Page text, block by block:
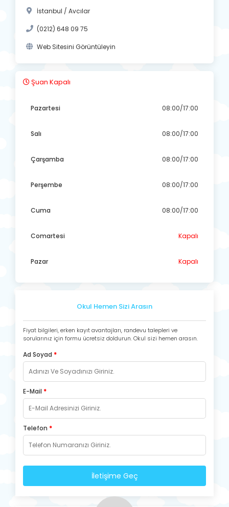
İstanbul / Avcılar
(0212) 648 09 75
Web Sitesini Görüntüleyin
Şuan Kapalı
Pazartesi 08:00/17:00
Salı 08:00/17:00
Çarşamba 08:00/17:00
Perşembe 08:00/17:00
Cuma 08:00/17:00
Comartesi Kapalı
Pazar Kapalı
Okul Hemen Sizi Arasın
Fiyat bilgileri, erken kayıt avantajları, randevu talepleri ve
sorularınız için formu ücretsiz doldurun. Okul sizi hemen arasın.
Ad Soyad *
E-Mail *
Telefon *
İletişime Geç